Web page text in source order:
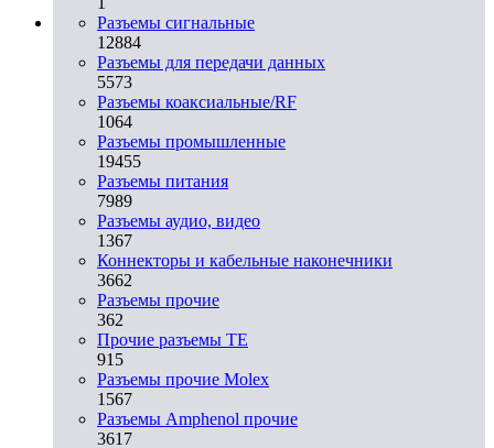
Разъeмы сигнальные
12884
Разъeмы для передачи данных
5573
Разъeмы коаксиальные/RF
1064
Разъeмы промышленные
19455
Разъeмы питания
7989
Разъeмы аудио, видео
1367
Коннекторы и кабельные наконечники
3662
Разъeмы прочие
362
Прочие разъемы TE
915
Разъемы прочие Molex
1567
Разъемы Amphenol прочие
3617